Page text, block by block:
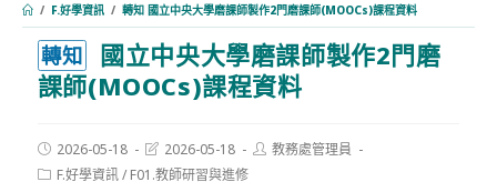
/ F.好學資訊 / 轉知 國立中央大學磨課師製作2門磨課師(MOOCs)課程資料
轉知
國立中央大學磨課師製作2門磨
課師(MOOCs)課程資料
Post
published:
2026-05-18
Post
last
modified:
2026-05-18
Post教務處管理員
PostF.好學資訊/ F01.教師研習與進修